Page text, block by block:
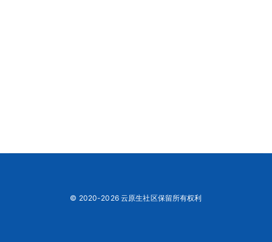
© 2020-2026 云原生社区保留所有权利